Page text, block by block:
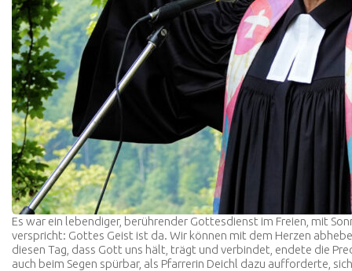
Es war ein lebendiger, berührender Gottesdienst im Freien, mit
verspricht: Gottes Geist ist da. Wir können mit dem Herzen
diesen Tag, dass Gott uns hält, trägt und verbindet, endete die
auch beim Segen spürbar, als Pfarrerin Deichl dazu aufforderte,